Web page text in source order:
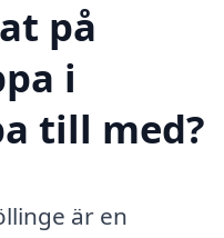
på
i
till med?
är en